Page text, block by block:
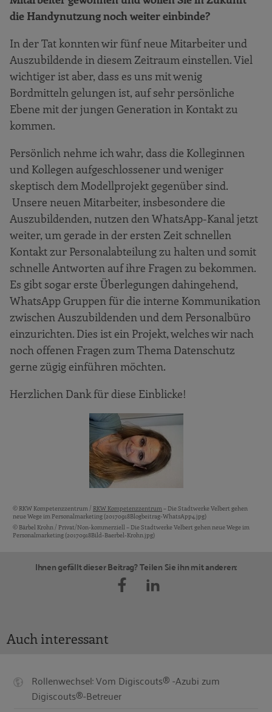
die Handynutzung noch weiter einbinde?
In der Tat konnten wir fünf neue Mitarbeiter und
Auszubildende in diesem Zeitraum einstellen. Viel
wichtiger ist aber, dass es uns mit wenig
Bordmitteln gelungen ist, auf sehr persönliche
Ebene mit der jungen Generation in Kontakt zu
kommen.
Persönlich nehme ich wahr, dass die Kolleginnen
und Kollegen aufgeschlossener und weniger
skeptisch dem Modellprojekt gegenüber sind.
Unsere neuen Mitarbeiter, insbesondere die
Auszubildenden, nutzen den WhatsApp-Kanal jetzt
weiter, um gerade in der ersten Zeit schnellen
Kontakt zur Personalabteilung zu halten und somit
schnelle Antworten auf ihre Fragen zu bekommen.
Es gibt sogar erste Überlegungen dahingehend,
WhatsApp Gruppen für die interne Kommunikation
zwischen Auszubildenden und dem Personalbüro
einzurichten. Dies ist ein Projekt, welches wir nach
noch offenen Fragen zum Thema Datenschutz
gerne zügig einführen möchten.
Herzlichen Dank für diese Einblicke!
Bildquellen und Copyright-Hinweise
© RKW Kompetenzzentrum / RKW Kompetenzzentrum– Die Stadtwerke Velbert gehen
neue Wege im Personalmarketing (20170918Blogbeitrag-WhatsApp4.jpg)
© Bärbel Krohn / Privat/Non-kommerziell – Die Stadtwerke Velbert gehen neue Wege im
Personalmarketing (20170918Bild-Baerbel-Krohn.jpg)
Ihnen gefällt dieser Beitrag? Teilen Sie ihn mit anderen:
Auch interessant
Rollenwechsel: Vom Digiscouts® -Azubi zum
Digiscouts®-Betreuer